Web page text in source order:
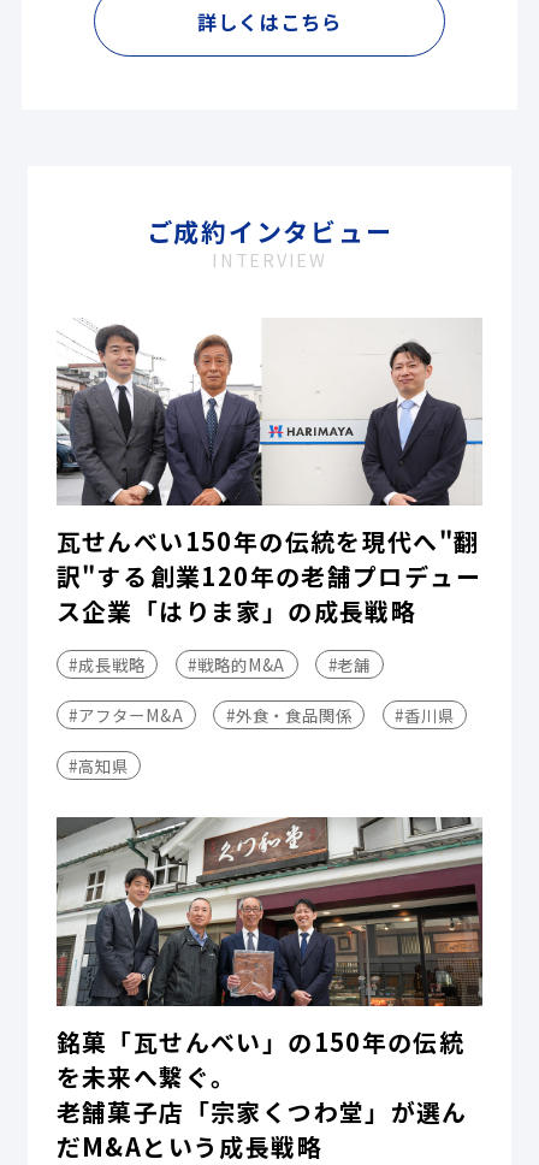
詳しくはこちら
ご成約インタビュー
INTERVIEW
瓦せんべい150年の伝統を現代へ"翻
訳"する――創業120年の老舗プロデュー
ス企業「はりま家」の成長戦略
#成長戦略 #戦略的M&A #老舗
#アフターM&A #外食・食品関係 #香川県
#高知県
銘菓「瓦せんべい」の150年の伝統
を未来へ繋ぐ。
老舗菓子店「宗家くつわ堂」が選ん
だM&Aという成長戦略